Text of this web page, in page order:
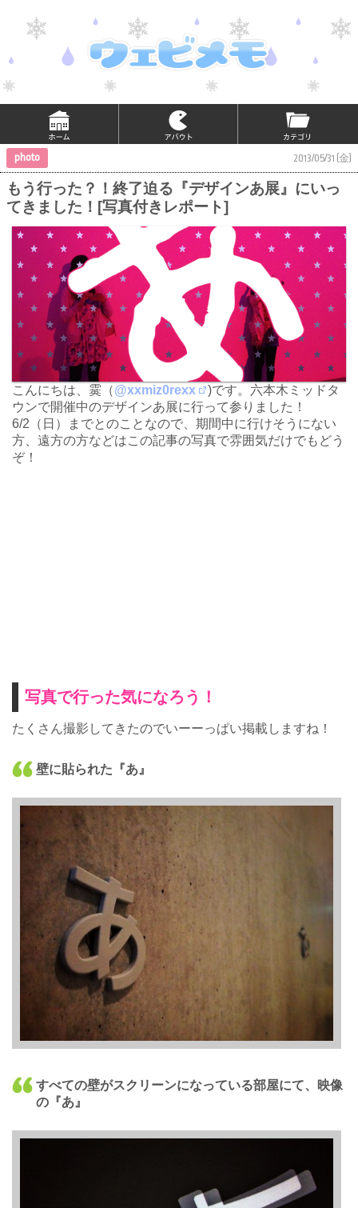
photo 2013/05/31 (金)
もう行った？！終了迫る『デザインあ展』にいっ
てきました！[写真付きレポート]
こんにちは、霙（@xxmiz0rexx
)です。六本木ミッドタ
ウンで開催中のデザインあ展に行って参りました！
6/2（日）までとのことなので、期間中に行けそうにない
方、遠方の方などはこの記事の写真で雰囲気だけでもどう
ぞ！
写真で行った気になろう！
たくさん撮影してきたのでいーーっぱい掲載しますね！
壁に貼られた『あ』
すべての壁がスクリーンになっている部屋にて、映像
の『あ』